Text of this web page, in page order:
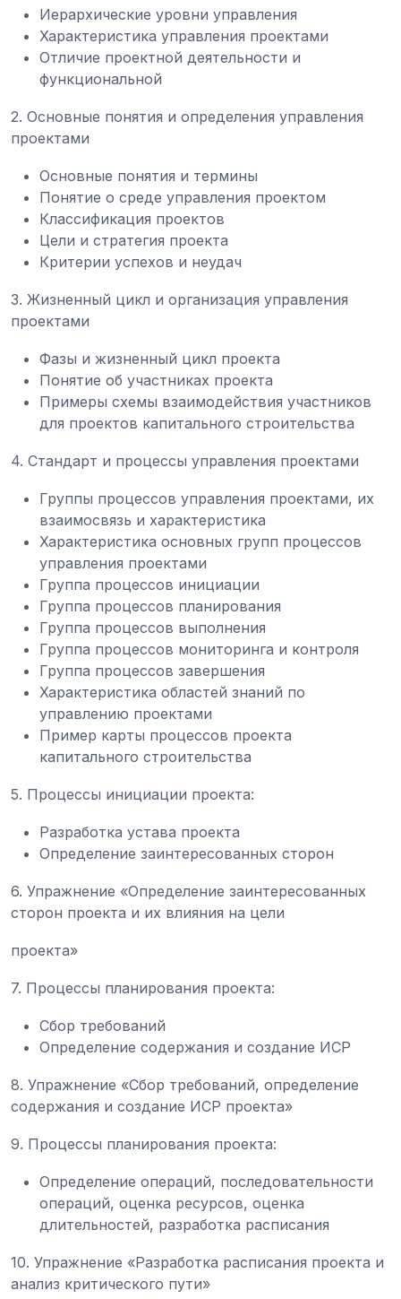
Иерархические уровни управления
Характеристика управления проектами
Отличие проектной деятельности и
функциональной
2. Основные понятия и определения управления
проектами
Основные понятия и термины
Понятие о среде управления проектом
Классификация проектов
Цели и стратегия проекта
Критерии успехов и неудач
3. Жизненный цикл и организация управления
проектами
Фазы и жизненный цикл проекта
Понятие об участниках проекта
Примеры схемы взаимодействия участников
для проектов капитального строительства
4. Стандарт и процессы управления проектами
Группы процессов управления проектами, их
взаимосвязь и характеристика
Характеристика основных групп процессов
управления проектами
Группа процессов инициации
Группа процессов планирования
Группа процессов выполнения
Группа процессов мониторинга и контроля
Группа процессов завершения
Характеристика областей знаний по
управлению проектами
Пример карты процессов проекта
капитального строительства
5. Процессы инициации проекта:
Разработка устава проекта
Определение заинтересованных сторон
6. Упражнение «Определение заинтересованных
сторон проекта и их влияния на цели
проекта»
7. Процессы планирования проекта:
Сбор требований
Определение содержания и создание ИСР
8. Упражнение «Сбор требований, определение
содержания и создание ИСР проекта»
9. Процессы планирования проекта:
Определение операций, последовательности
операций, оценка ресурсов, оценка
длительностей, разработка расписания
10. Упражнение «Разработка расписания проекта и
анализ критического пути»